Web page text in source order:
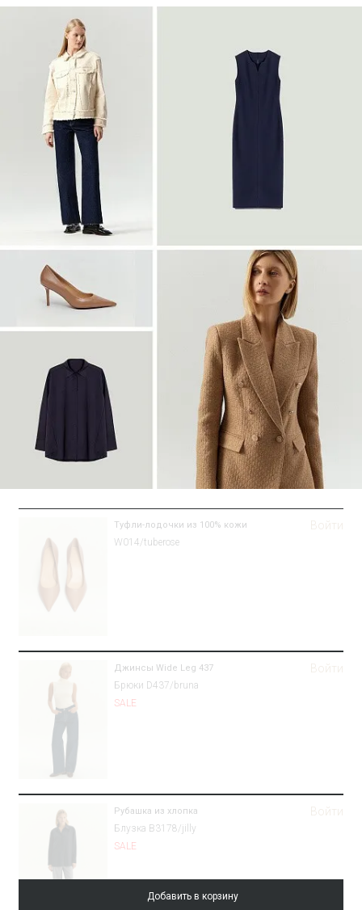
Топ с металлической вставкой
GL112/lewpard
SALE
Туфли-лодочки из 100% кожи
W014/tuberose
Войти
Джинсы Wide Leg 437
Брюки D437/bruna
SALE
Войти
Рубашка из хлопка
Блузка B3178/jilly
SALE
Войти
Добавить в корзину